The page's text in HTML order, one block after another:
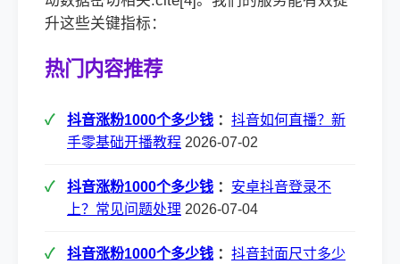
升这些关键指标：
热门内容推荐
抖音涨粉1000个多少钱 ： 抖音如何直播？新
手零基础开播教程 2026-07-02
抖音涨粉1000个多少钱 ： 安卓抖音登录不
上？常见问题处理 2026-07-04
抖音涨粉1000个多少钱 ： 抖音封面尺寸多少